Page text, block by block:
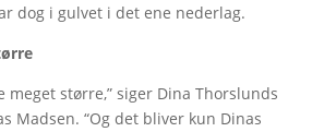
dog i gulvet i det ene nederlag.
meget større,” siger Dina Thorslunds
Madsen. “Og det bliver kun Dinas